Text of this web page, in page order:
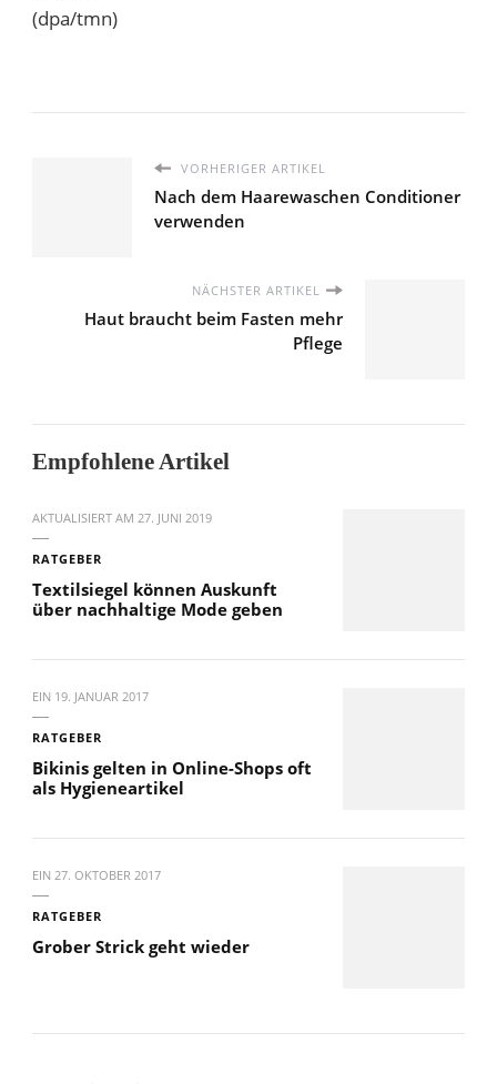
(dpa/tmn)
VORHERIGER ARTIKEL
Nach dem Haarewaschen Conditioner
verwenden
NÄCHSTER ARTIKEL
Haut braucht beim Fasten mehr
Pflege
Empfohlene Artikel
AKTUALISIERT AM 27. JUNI 2019
RATGEBER
Textilsiegel können Auskunft
über nachhaltige Mode geben
EIN 19. JANUAR 2017
RATGEBER
Bikinis gelten in Online-Shops oft
als Hygieneartikel
EIN 27. OKTOBER 2017
RATGEBER
Grober Strick geht wieder